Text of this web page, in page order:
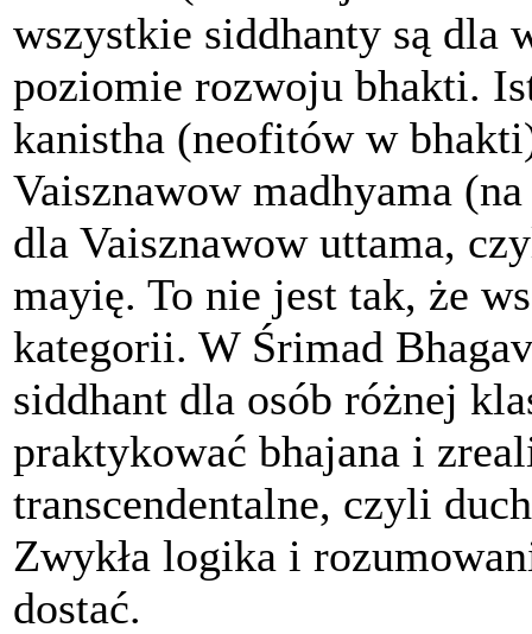
wszystkie siddhanty są dla
poziomie rozwoju bhakti.
kanistha (neofitów w
Vaisznawow madhyama
dla Vaisznawow uttama,
mayię. To nie jest tak, że
kategorii. W Śrimad
siddhant dla osób różnej
praktykować bhajana i
transcendentalne, czyli
Zwykła logika i
dostać.